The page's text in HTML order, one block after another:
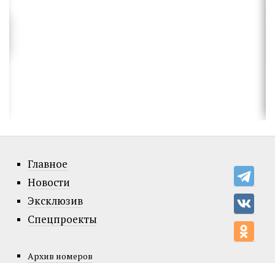
Главное
Новости
Эксклюзив
Спецпроекты
Архив номеров